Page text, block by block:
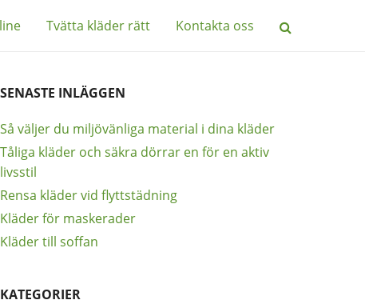
Tvätta kläder rätt Kontakta oss
SENASTE INLÄGGEN
Så väljer du miljövänliga material i dina kläder
Tåliga kläder och säkra dörrar en för en aktiv
livsstil
Rensa kläder vid flyttstädning
Kläder för maskerader
Kläder till soffan
KATEGORIER